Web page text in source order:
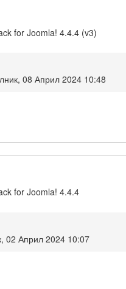
for Joomla! 4.4.4 (v3)
08 Април 2024 10:48
for Joomla! 4.4.4
02 Април 2024 10:07